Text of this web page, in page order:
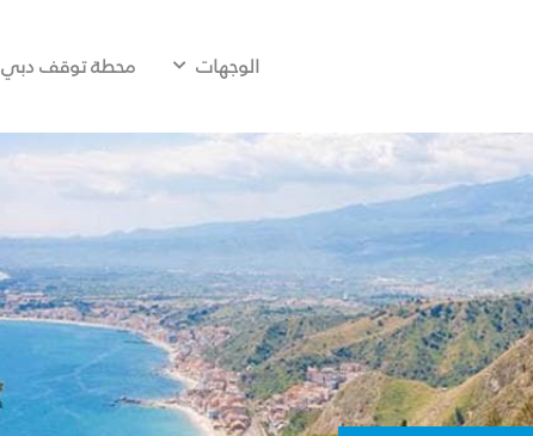
الوجهات محطة توقف دبي